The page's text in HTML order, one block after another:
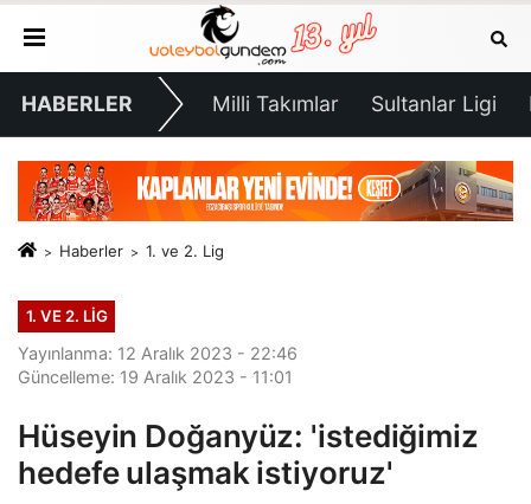
HABERLER Milli Takımlar Sultanlar Ligi
Haberler 1. ve 2. Lig
1. VE 2. LIG
Yayınlanma: 12 Aralık 2023 - 22:46
Güncelleme: 19 Aralık 2023 - 11:01
Hüseyin Doğanyüz: 'istediğimiz
hedefe ulaşmak istiyoruz'